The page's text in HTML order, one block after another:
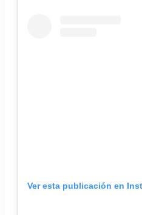
Ver esta publicación en